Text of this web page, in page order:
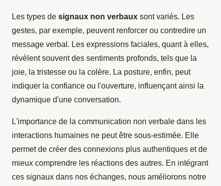
Les types de signaux non verbaux sont variés. Les
gestes, par exemple, peuvent renforcer ou contredire un
message verbal. Les expressions faciales, quant à elles,
révèlent souvent des sentiments profonds, tels que la
joie, la tristesse ou la colère. La posture, enfin, peut
indiquer la confiance ou l'ouverture, influençant ainsi la
dynamique d'une conversation.
L'importance de la communication non verbale dans les
interactions humaines ne peut être sous-estimée. Elle
permet de créer des connexions plus authentiques et de
mieux comprendre les réactions des autres. En intégrant
ces signaux dans nos échanges, nous améliorons notre